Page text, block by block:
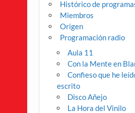
Histórico de
Miembros
Origen
Programación radio
Aula 11
Con la Mente en
Confieso que he
escrito
Disco Añejo
La Hora del Vinilo